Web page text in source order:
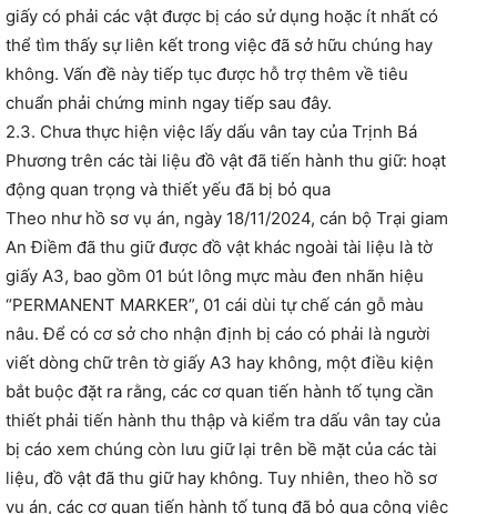
giấy có phải các vật được bị cáo sử dụng hoặc ít nhất có
thể tìm thấy sự liên kết trong việc đã sở hữu chúng hay
không. Vấn đề này tiếp tục được hỗ trợ thêm về tiêu
chuẩn phải chứng minh ngay tiếp sau đây.
2.3. Chưa thực hiện việc lấy dấu vân tay của Trịnh Bá
Phương trên các tài liệu đồ vật đã tiến hành thu giữ: hoạt
động quan trọng và thiết yếu đã bị bỏ qua
Theo như hồ sơ vụ án, ngày 18/11/2024, cán bộ Trại giam
An Điềm đã thu giữ được đồ vật khác ngoài tài liệu là tờ
giấy A3, bao gồm 01 bút lông mực màu đen nhãn hiệu
“PERMANENT MARKER”, 01 cái dùi tự chế cán gỗ màu
nâu. Để có cơ sở cho nhận định bị cáo có phải là người
viết dòng chữ trên tờ giấy A3 hay không, một điều kiện
bắt buộc đặt ra rằng, các cơ quan tiến hành tố tụng cần
thiết phải tiến hành thu thập và kiểm tra dấu vân tay của
bị cáo xem chúng còn lưu giữ lại trên bề mặt của các tài
liệu, đồ vật đã thu giữ hay không. Tuy nhiên, theo hồ sơ
vụ án, các cơ quan tiến hành tố tụng đã bỏ qua công việc